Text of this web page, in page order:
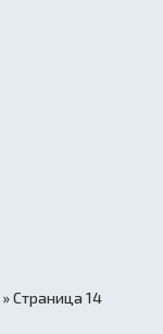
» Страница 14